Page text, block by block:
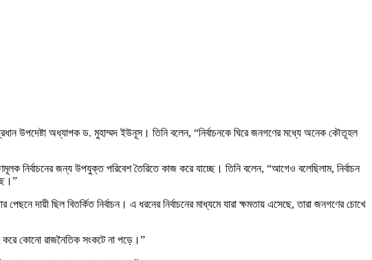
উপদেষ্টা অধ্যাপক ড. মুহাম্মদ ইউনূস। তিনি বলেন, “নির্বাচনকে ঘিরে জনগণের মধ্যে অনেক কৌতূহল
জন্য উপযুক্ত পরিবেশ তৈরিতে কাজ করে যাচ্ছে। তিনি বলেন, “আগেও বলেছিলাম, নির্বাচন
দায়ী ছিল বিতর্কিত নির্বাচন। এ ধরনের নির্বাচনের মাধ্যমে যারা ক্ষমতায় এসেছে, তারা জনগণের চোখে
করে কোনো রাজনৈতিক সংকটে না পড়ে।”